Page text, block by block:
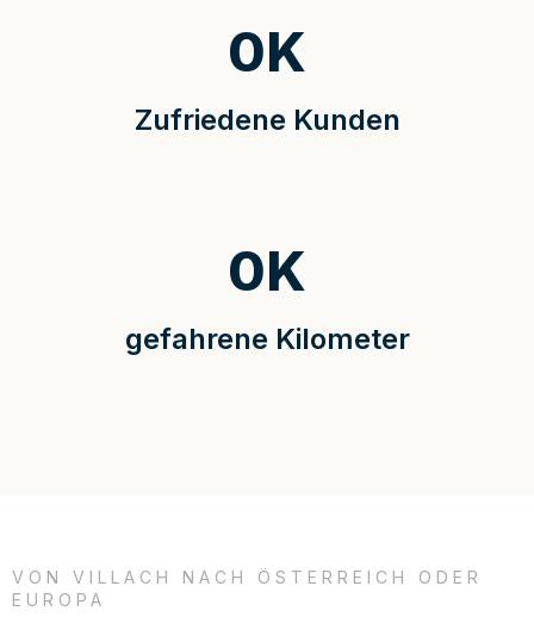
Zufriedene Kunden
0K
gefahrene Kilometer
0K
VON VILLACH NACH ÖSTERREICH ODER
EUROPA